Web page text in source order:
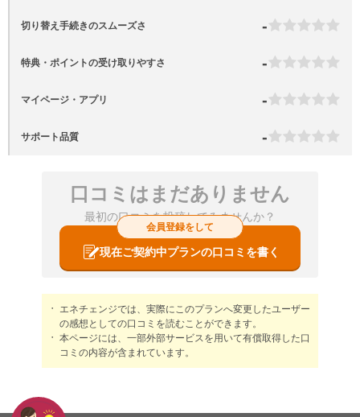
切り替え手続きのスムーズさ -
特典・ポイントの受け取りやすさ -
マイページ・アプリ -
サポート品質 -
口コミはまだありません
最初の口コミを投稿してみませんか？
会員登録をして
現在ご契約中プランの口コミを書く
エネチェンジでは、実際にこのプランへ変更したユーザー
の感想としての口コミを読むことができます。
本ページには、一部外部サービスを用いて有償取得した口
コミの内容が含まれています。